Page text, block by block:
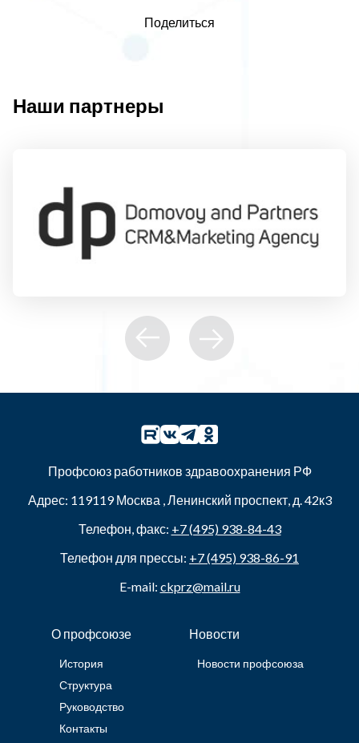
Поделиться
Наши партнеры
Профсоюз работников здравоохранения РФ
Адрес: 119119Москва ,Ленинский проспект, д. 42к3
Телефон, факс: +7 (495) 938-84-43
Телефон для прессы: +7 (495) 938-86-91
E-mail: ckprz@mail.ru
О профсоюзе
История
Структура
Руководство
Контакты
Новости
Новости профсоюза